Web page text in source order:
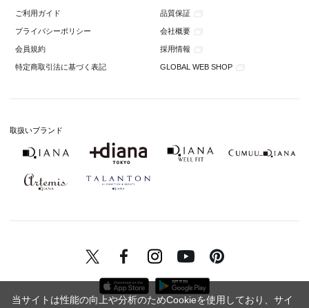
ご利用ガイド 品質保証
プライバシーポリシー 会社概要
会員規約 採用情報
特定商取引法に基づく表記 GLOBAL WEB SHOP
取扱いブランド
当サイトは性能の向上や分析のためCookieを使用しており、サイ